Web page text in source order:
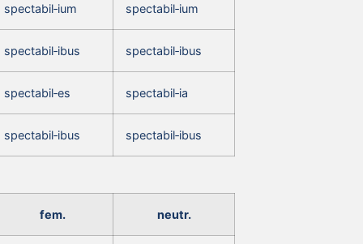
spectabil‑ium spectabil‑ium
spectabil‑ibus spectabil‑ibus
spectabil‑es spectabil‑ia
spectabil‑ibus spectabil‑ibus
fem. neutr.